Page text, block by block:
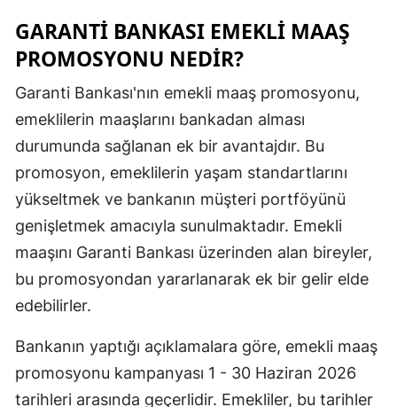
Kastamonu
Kırşehir
Kocaeli
Konya
Malatya
Manisa
GARANTI BANKASI EMEKLI MAAŞ
PROMOSYONU NEDIR?
Garanti Bankası'nın emekli maaş promosyonu,
emeklilerin maaşlarını bankadan alması
durumunda sağlanan ek bir avantajdır. Bu
promosyon, emeklilerin yaşam standartlarını
yükseltmek ve bankanın müşteri portföyünü
genişletmek amacıyla sunulmaktadır. Emekli
maaşını Garanti Bankası üzerinden alan bireyler,
bu promosyondan yararlanarak ek bir gelir elde
edebilirler.
Bankanın yaptığı açıklamalara göre, emekli maaş
promosyonu kampanyası 1 - 30 Haziran 2026
tarihleri arasında geçerlidir. Emekliler, bu tarihler